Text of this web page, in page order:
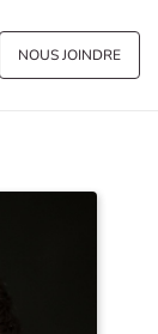
VOIX
NOUS JOINDRE